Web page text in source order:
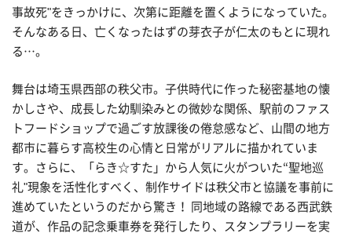
事故死"をきっかけに、次第に距離を置くようになっていた。
そんなある日、亡くなったはずの芽衣子が仁太のもとに現れ
る…。
舞台は埼玉県西部の秩父市。子供時代に作った秘密基地の懐
かしさや、成長した幼馴染みとの微妙な関係、駅前のファス
トフードショップで過ごす放課後の倦怠感など、山間の地方
都市に暮らす高校生の心情と日常がリアルに描かれていま
す。さらに、「らき☆すた」から人気に火がついた“聖地巡
礼"現象を活性化すべく、制作サイドは秩父市と協議を事前に
進めていたというのだから驚き！ 同地域の路線である西武鉄
道が、作品の記念乗車券を発行したり、スタンプラリーを実